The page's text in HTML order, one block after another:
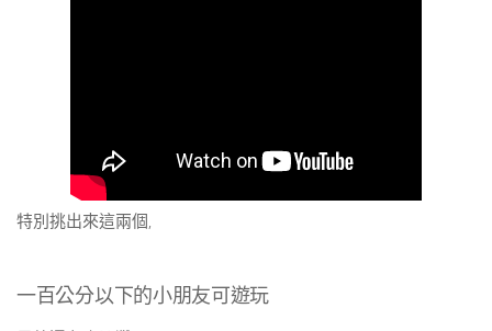
特別挑出來這兩個,
一百公分以下的小朋友可遊玩